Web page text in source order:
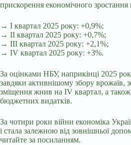
прискорення економічного зростання
→ I квартал 2025 року: +0,9%;
→ II квартал 2025 року: +0,7%;
→ III квартал 2025 року: +2,1%;
→ IV квартал 2025 року: +3%.
За оцінками НБУ, наприкінці 2025
завдяки активнішому збору врожаїв,
зміщення жнив на IV квартал, а
бюджетних видатків.
За чотири роки війни економіка
і стала залежною від зовнішньої
читайте за посиланням.